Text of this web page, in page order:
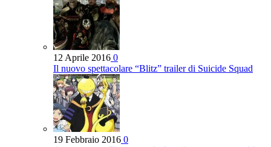
12 Aprile 2016 0
Il nuovo spettacolare “Blitz” trailer di Suicide Squad
19 Febbraio 2016 0